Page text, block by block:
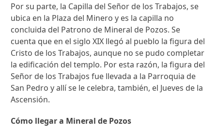
Por su parte, la Capilla del Señor de los Trabajos, se
ubica en la Plaza del Minero y es la capilla no
concluida del Patrono de Mineral de Pozos. Se
cuenta que en el siglo XIX llegó al pueblo la figura del
Cristo de los Trabajos, aunque no se pudo completar
la edificación del templo. Por esta razón, la figura del
Señor de los Trabajos fue llevada a la Parroquia de
San Pedro y allí se le celebra, también, el Jueves de la
Ascensión.
Cómo llegar a Mineral de Pozos